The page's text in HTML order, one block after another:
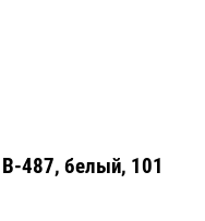
487, белый, 101